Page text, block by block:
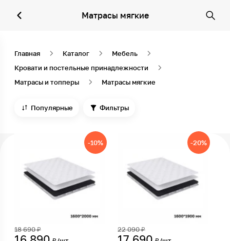
Матрасы мягкие
Главная Каталог
Мебель
Кровати и постельные принадлежности
Матрасы и топперы
Матрасы мягкие
Популярные Фильтры
-10%
18 690 ₽
-20%
22 090 ₽